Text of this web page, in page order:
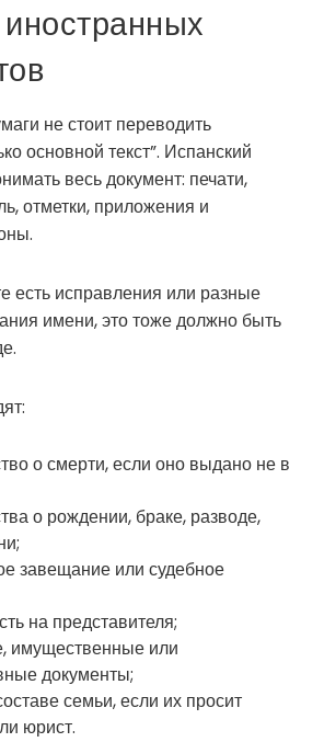
не стоит переводить
основной текст”. Испанский
весь документ: печати,
отметки, приложения и
есть исправления или разные
имени, это тоже должно быть
о смерти, если оно выдано не в
о рождении, браке, разводе,
завещание или судебное
на представителя;
имущественные или
документы;
семьи, если их просит
юрист.